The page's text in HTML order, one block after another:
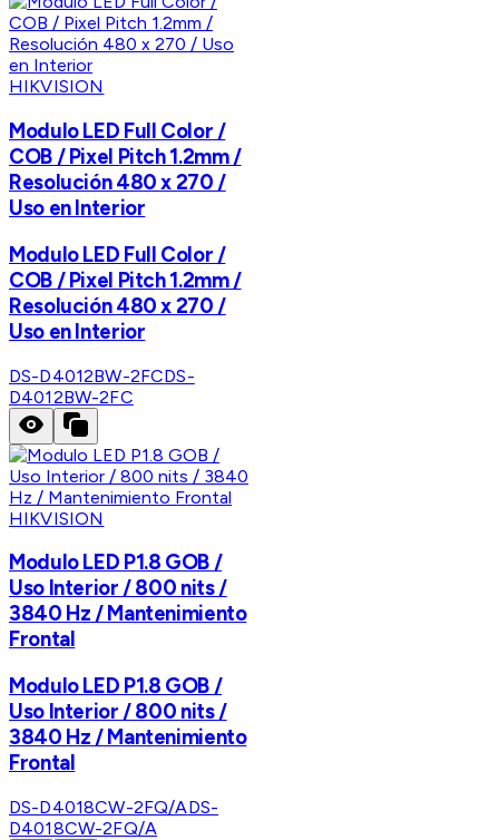
HIKVISION
Modulo LED Full Color /
COB / Pixel Pitch 1.2mm /
Resolución 480 x 270 /
Uso en Interior
Modulo LED Full Color /
COB / Pixel Pitch 1.2mm /
Resolución 480 x 270 /
Uso en Interior
DS-D4012BW-2FCDS-
D4012BW-2FC
HIKVISION
Modulo LED P1.8 GOB /
Uso Interior / 800 nits /
3840 Hz / Mantenimiento
Frontal
Modulo LED P1.8 GOB /
Uso Interior / 800 nits /
3840 Hz / Mantenimiento
Frontal
DS-D4018CW-2FQ/ADS-
D4018CW-2FQ/A